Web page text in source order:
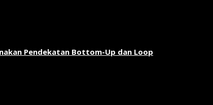
Pendekatan Bottom-Up dan Loop